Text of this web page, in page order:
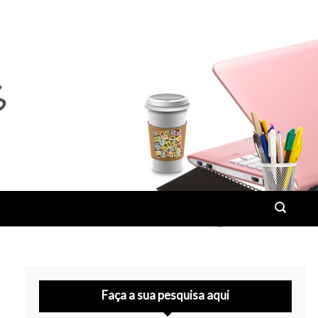
Faça a sua pesquisa aqui